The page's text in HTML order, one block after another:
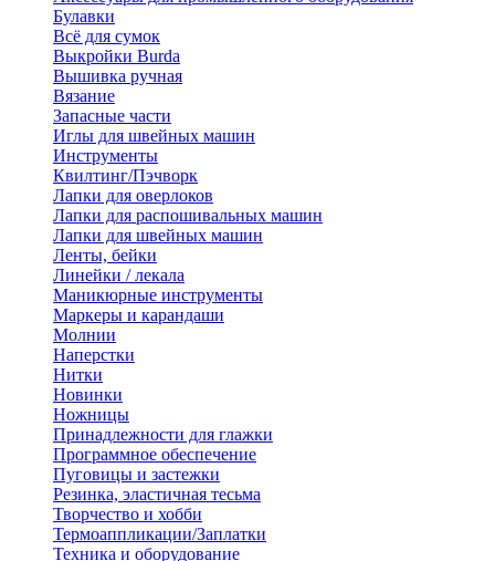
Булавки
Всё для сумок
Выкройки Burda
Вышивка ручная
Вязание
Запасные части
Иглы для швейных машин
Инструменты
Квилтинг/Пэчворк
Лапки для оверлоков
Лапки для распошивальных машин
Лапки для швейных машин
Ленты, бейки
Линейки / лекала
Маникюрные инструменты
Маркеры и карандаши
Молнии
Наперстки
Нитки
Новинки
Ножницы
Принадлежности для глажки
Программное обеспечение
Пуговицы и застежки
Резинка, эластичная тесьма
Творчество и хобби
Термоаппликации/Заплатки
Техника и оборудование